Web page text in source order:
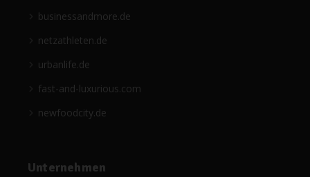
businessandmore.de
netzathleten.de
urbanlife.de
fast-and-luxurious.com
newfoodcity.de
Unternehmen